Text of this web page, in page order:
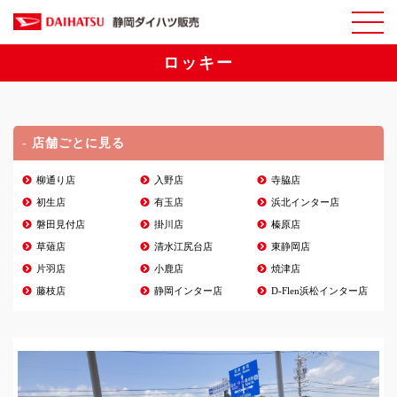
ロッキー
- 店舗ごとに見る
柳通り店 入野店 寺脇店
初生店 有玉店 浜北インター店
磐田見付店 掛川店 榛原店
草薙店 清水江尻台店 東静岡店
片羽店 小鹿店 焼津店
藤枝店 静岡インター店 D-Flen浜松インター店